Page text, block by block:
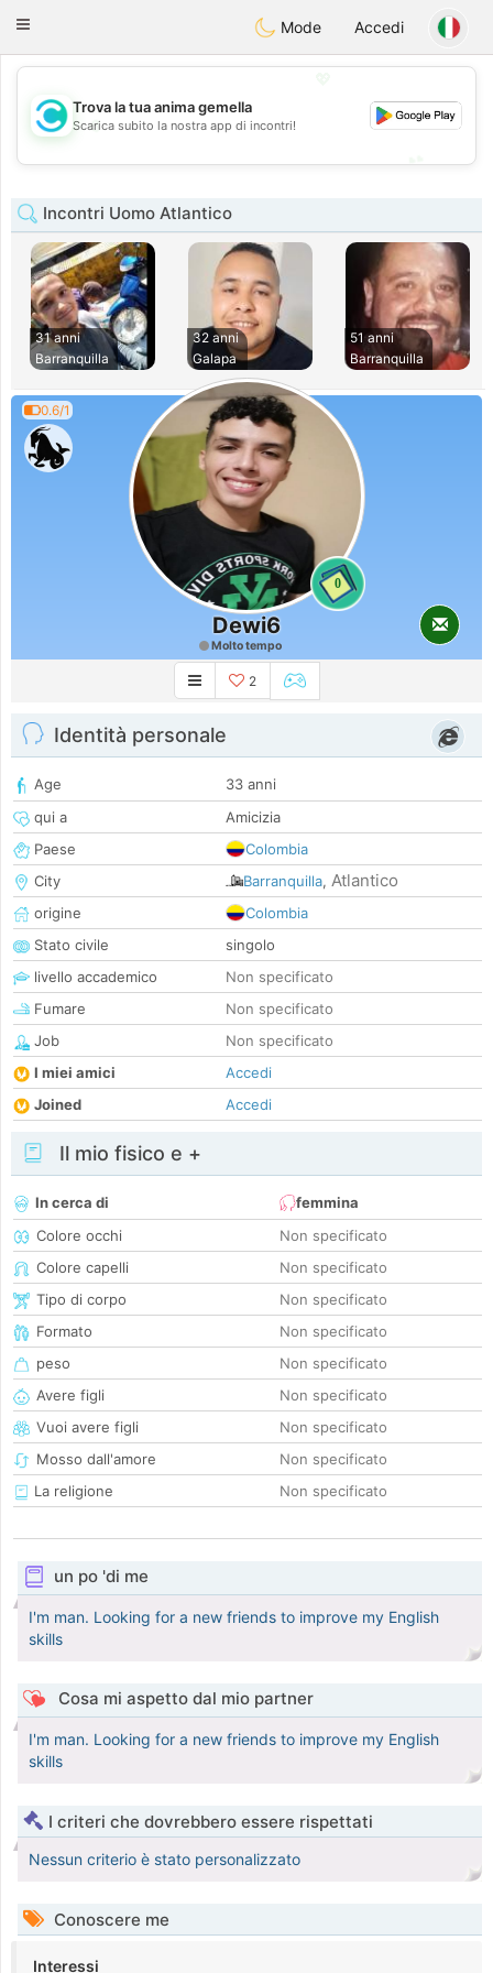
olombiaCitas
Toggle
Mode Accedi
💖
💕
Trova la tua anima gemella
Scarica subito la nostra app di incontri!
Incontri Uomo Atlantico
31 anni
Barranquilla
32 anni
Galapa
51 anni
Barranquilla
0.6/1
0
Dewi6
Molto tempo
2
Identità personale
Age
33 anni
qui a
Amicizia
Paese
Colombia
City
Barranquilla, Atlantico
origine
Colombia
Stato civile
singolo
livello accademico
Non specificato
Fumare
Non specificato
Job
Non specificato
I miei amici
Accedi
Joined
Accedi
Il mio fisico e +
In cerca di
femmina
Colore occhi
Non specificato
Colore capelli
Non specificato
Tipo di corpo
Non specificato
Formato
Non specificato
peso
Non specificato
Avere figli
Non specificato
Vuoi avere figli
Non specificato
Mosso dall'amore
Non specificato
La religione
Non specificato
un po 'di me
I'm man. Looking for a new friends to improve my English
skills
Cosa mi aspetto dal mio partner
I'm man. Looking for a new friends to improve my English
skills
I criteri che dovrebbero essere rispettati
Nessun criterio è stato personalizzato
Conoscere me
Interessi